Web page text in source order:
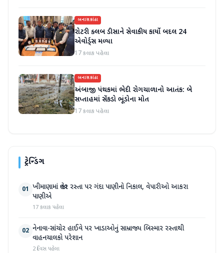
બનાસકાંઠા
રોટરી ક્લબ ડીસાને સેવાકીય કાર્યો બદલ 24
એવોર્ડ્સ મળ્યા
17 કલાક પહેલા
બનાસકાંઠા
અંબાજી પંથકમાં ભેદી રોગચાળાનો આતંક: બે
સપ્તાહમાં સેંકડો ભૂંડોના મોત
17 કલાક પહેલા
ટ્રેન્ડિંગ
01 ખીમાણામાં જાહેર રસ્તા પર ગંદા પાણીનો નિકાલ, વેપારીઓ આકરા
પાણીએ
17 કલાક પહેલા
02 નેનાવા-સાંચોર હાઈવે પર ખાડાઓનું સામ્રાજ્ય બિસ્માર રસ્તાથી
વાહનચાલકો પરેશાન
2 દિવસ પહેલા